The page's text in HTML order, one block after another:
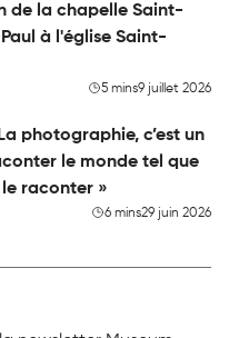
de la chapelle Saint-
à l'église Saint-
5 mins9 juillet 2026
photographie, c’est un
le monde tel que
le raconter »
6 mins29 juin 2026